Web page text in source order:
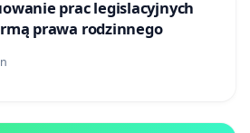
prac legislacyjnych
prawa rodzinnego